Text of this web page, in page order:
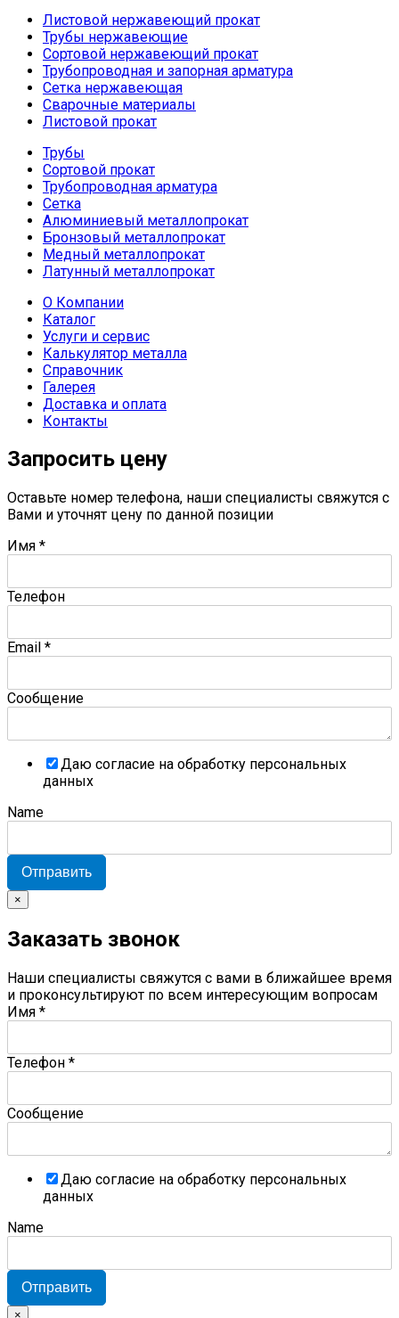
Листовой нержавеющий прокат
Трубы нержавеющие
Сортовой нержавеющий прокат
Трубопроводная и запорная арматура
Сетка нержавеющая
Сварочные материалы
Листовой прокат
Трубы
Сортовой прокат
Трубопроводная арматура
Сетка
Алюминиевый металлопрокат
Бронзовый металлопрокат
Медный металлопрокат
Латунный металлопрокат
О Компании
Каталог
Услуги и сервис
Калькулятор металла
Справочник
Галерея
Доставка и оплата
Контакты
Запросить цену
Оставьте номер телефона, наши специалисты свяжутся с
Вами и уточнят цену по данной позиции
Имя *
Телефон
Email *
Сообщение
Даю согласие на обработку персональных
данных
Name
Отправить
×
Заказать звонок
Наши специалисты свяжутся с вами в ближайшее время
и проконсультируют по всем интересующим вопросам
Имя *
Телефон *
Сообщение
Даю согласие на обработку персональных
данных
Name
Отправить
×